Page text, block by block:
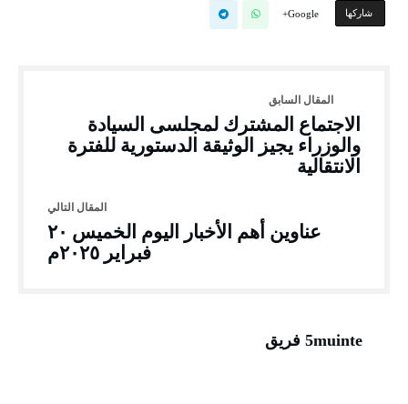
‫‫ شاركها‬ Google+
الاجتماع المشترك لمجلسى السيادة
والوزراء يجيز الوثيقة الدستورية للفترة
الانتقالية
عناوين أهم الأخبار اليوم الخميس ٢٠
فبراير ٢٠٢٥م
5muinte فريق